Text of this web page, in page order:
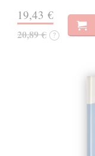
19,43 €
20,89 € ?